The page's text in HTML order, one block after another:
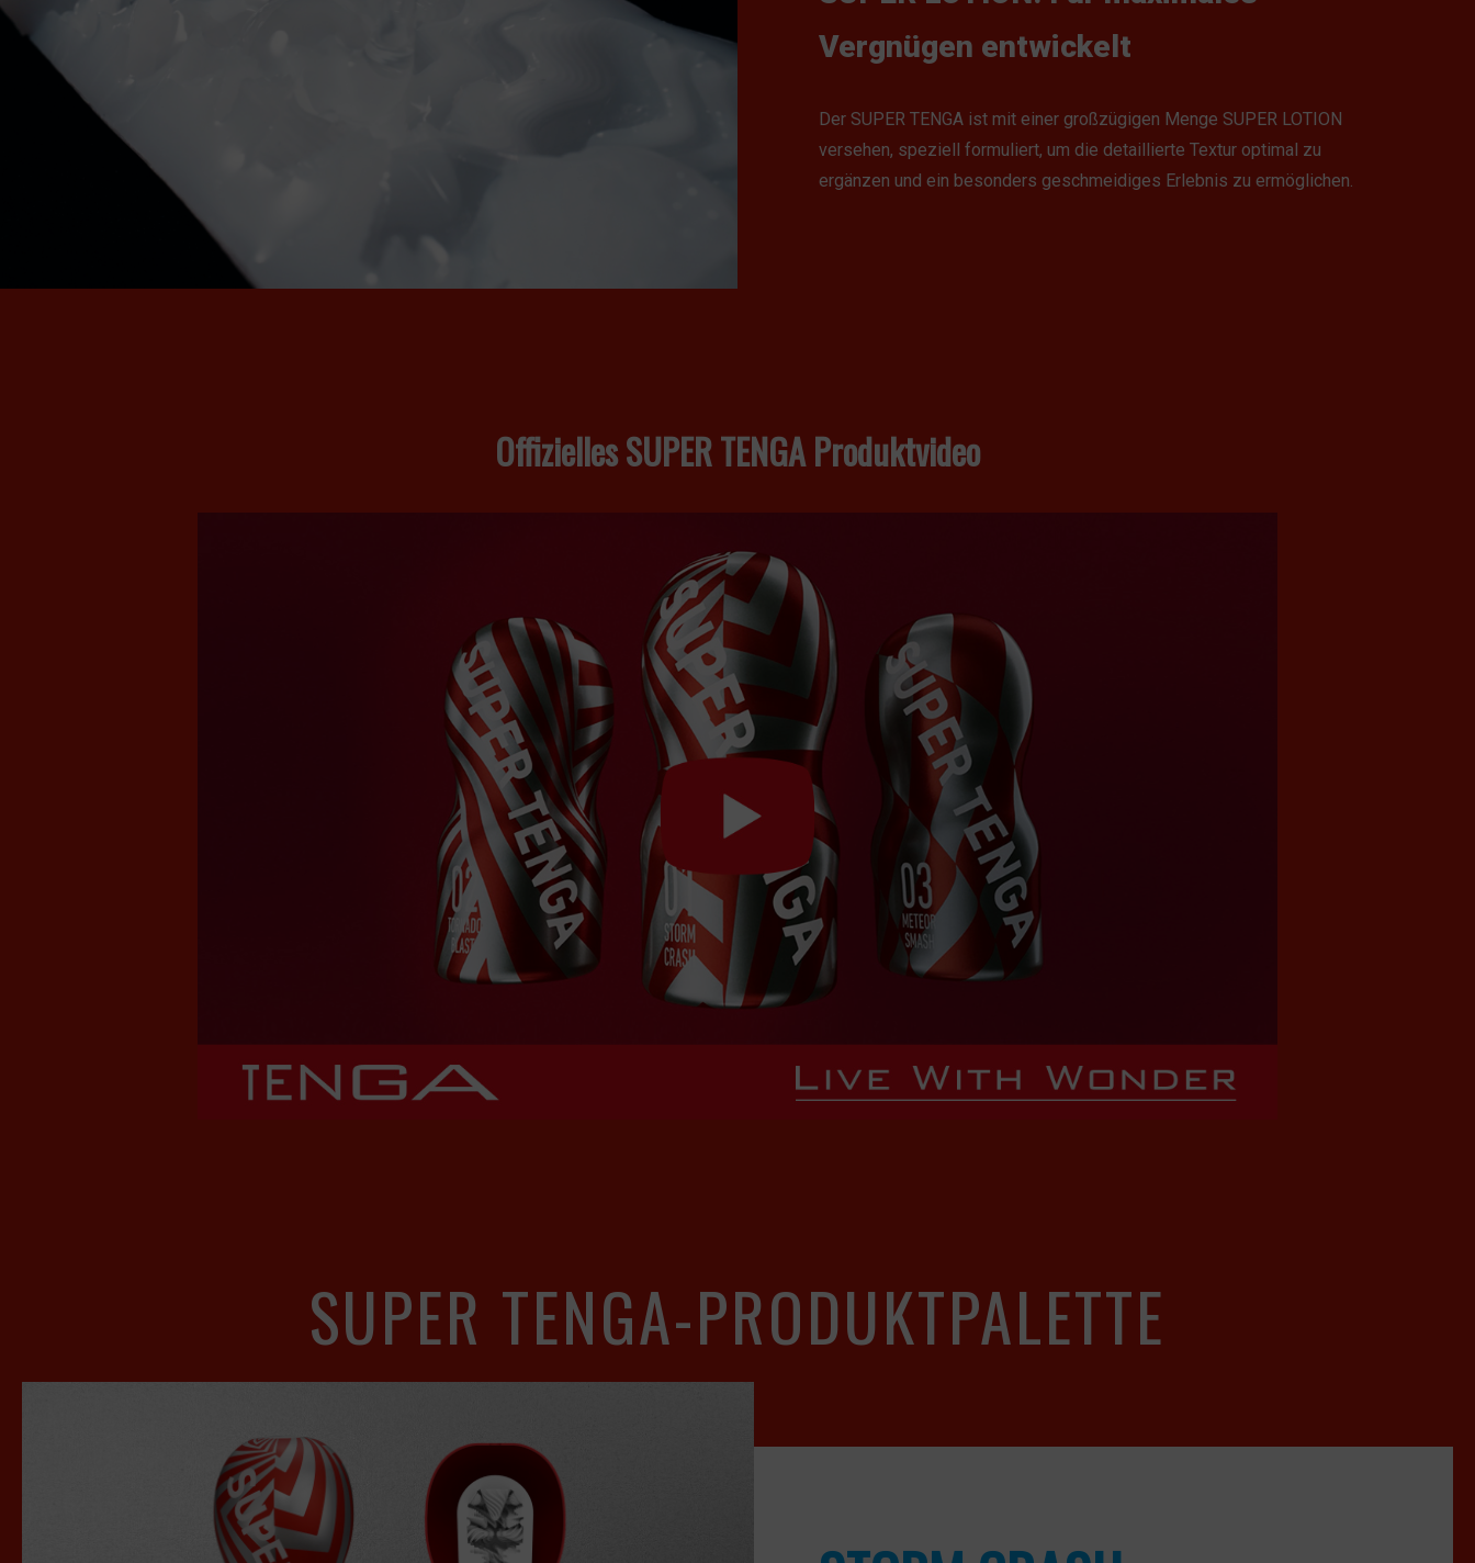
Vergnügen entwickelt
Der SUPER TENGA ist mit einer großzügigen Menge SUPER LOTION
versehen, speziell formuliert, um die detaillierte Textur optimal zu
ergänzen und ein besonders geschmeidiges Erlebnis zu ermöglichen.
Offizielles SUPER TENGA Produktvideo
SUPER TENGA-PRODUKTPALETTE